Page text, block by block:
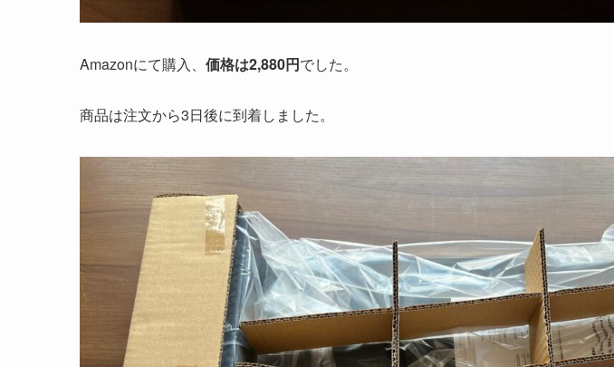
Amazonにて購入、 価格は2,880円でした。
商品は注文から3日後に到着しました。